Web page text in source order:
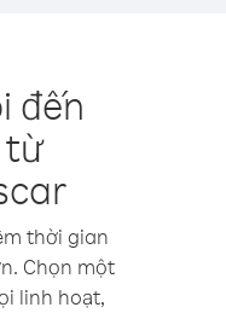
đến
từ
thời gian
Chọn một
linh hoạt,